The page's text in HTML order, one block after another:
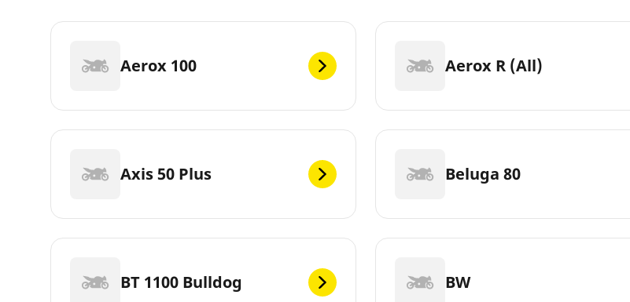
Aerox 100 Aerox R (All)
Axis 50 Plus Beluga 80
BT 1100 Bulldog BW